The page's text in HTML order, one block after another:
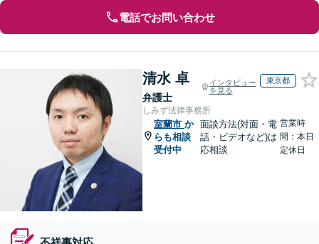
電話でお問い合わせ
清水 卓
弁護士
インタビュー
を見る
東京都
しみず法律事務所
室蘭市 か
らも相談
受付中
面談方法(対面・電
話・ビデオなど)は
応相談
営業時
間：本日
定休日